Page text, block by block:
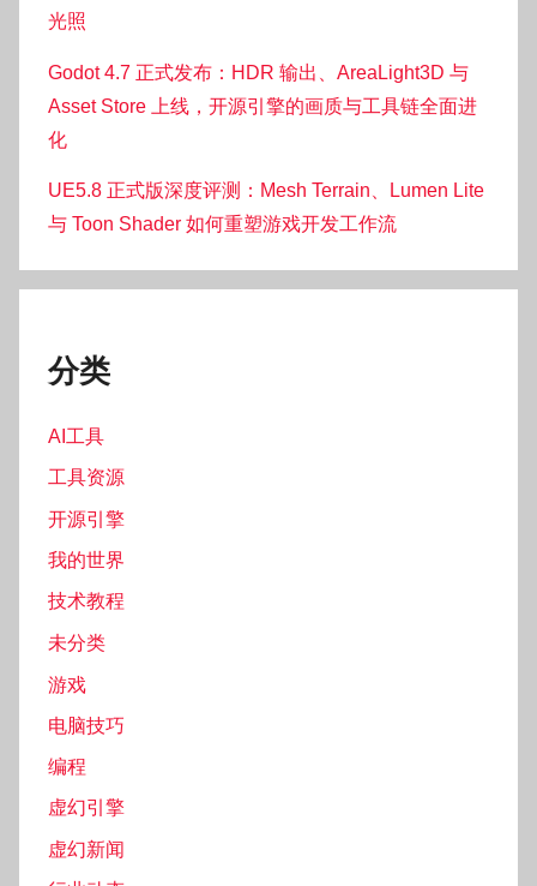
光照
Godot 4.7 正式发布：HDR 输出、AreaLight3D 与
Asset Store 上线，开源引擎的画质与工具链全面进
化
UE5.8 正式版深度评测：Mesh Terrain、Lumen Lite
与 Toon Shader 如何重塑游戏开发工作流
分类
AI工具
工具资源
开源引擎
我的世界
技术教程
未分类
游戏
电脑技巧
编程
虚幻引擎
虚幻新闻